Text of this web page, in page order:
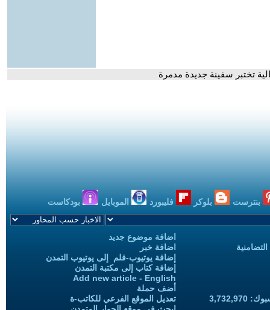
تختبر سفينة جديدة مدمرة
بنترست بلوكر فليبورد الموبايل بودكاست
اضافة موضوع جديد
اضافة خبر
إضافة يوتيوب-فلم إلى يوتيوب التمدن
إضافة كتاب إلى مكتبة التمدن
Add new article - English
أضف حملة
تعديل الموقع الفرعي للكاتب-ة